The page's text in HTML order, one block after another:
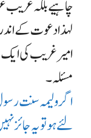
چاہیے بلکہ غریب
لہذا دعوت کے
امیر غریب کی
مسئلہ ۔
اگر ولیمہ سنت
لئے ہو تو یہ جائز